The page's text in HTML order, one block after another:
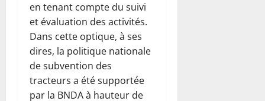
en tenant compte du suivi
et évaluation des activités.
Dans cette optique, à ses
dires, la politique nationale
de subvention des
tracteurs a été supportée
par la BNDA à hauteur de